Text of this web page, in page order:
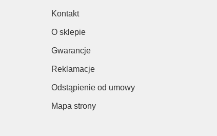
Kontakt
O sklepie
Gwarancje
Reklamacje
Odstąpienie od umowy
Mapa strony